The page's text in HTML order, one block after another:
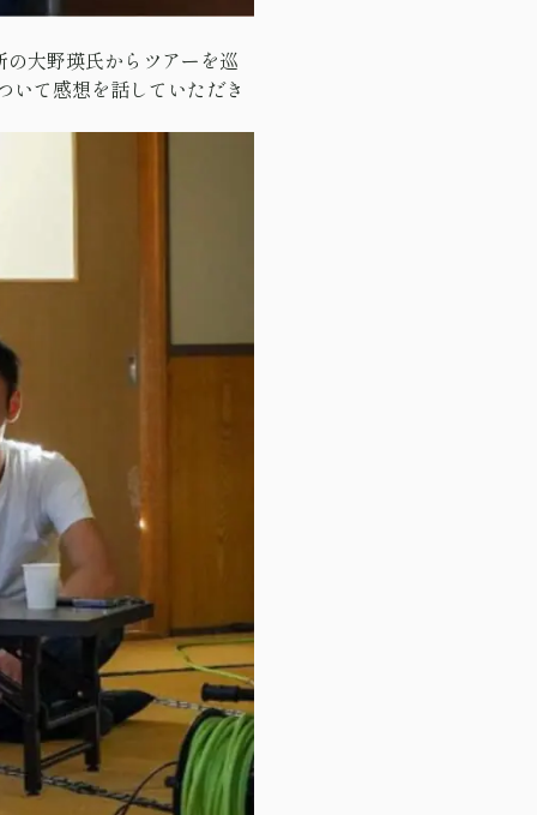
大野瑛氏からツアーを巡
いて感想を話していただき